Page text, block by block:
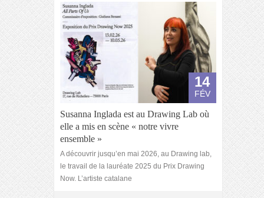
14
FÉV
Susanna Inglada est au Drawing Lab où
elle a mis en scène « notre vivre
ensemble »
A découvrir jusqu’en mai 2026, au Drawing lab,
le travail de la lauréate 2025 du Prix Drawing
Now. L’artiste catalane